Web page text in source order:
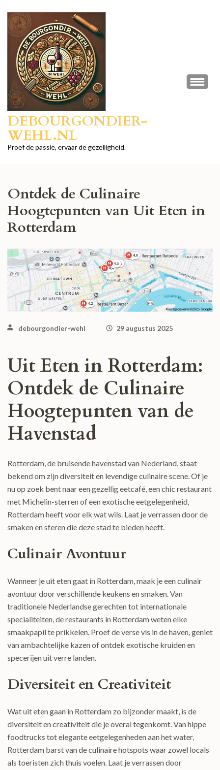
naar
inhoud
Enter)
DEBOURGONDIER-
WEHL.NL
Proef de passie, ervaar de gezelligheid.
Ontdek de Culinaire
Hoogtepunten van Uit Eten in
Rotterdam
debourgondier-wehl 29 augustus 2025
Uit Eten in Rotterdam:
Ontdek de Culinaire
Hoogtepunten van de
Havenstad
Rotterdam, de bruisende havenstad van Nederland, staat
bekend om zijn diversiteit en levendige culinaire scene. Of je
nu op zoek bent naar een gezellig eetcafé, een chic restaurant
met Michelin-sterren of een exotische eetgelegenheid,
Rotterdam heeft voor elk wat wils. Laat je verrassen door de
smaken en sferen die deze stad te bieden heeft.
Culinair Avontuur
Wanneer je uit eten gaat in Rotterdam, maak je een culinair
avontuur door verschillende keukens en smaken. Van
traditionele Nederlandse gerechten tot internationale
specialiteiten, de restaurants in Rotterdam weten elke
smaakpapil te prikkelen. Proef de verse vis in de haven, geniet
van ambachtelijke kazen of ontdek exotische kruiden en
specerijen uit verre landen.
Diversiteit en Creativiteit
Wat uit eten gaan in Rotterdam zo bijzonder maakt, is de
diversiteit en creativiteit die je overal tegenkomt. Van hippe
foodtrucks tot elegante eetgelegenheden aan het water,
Rotterdam barst van de culinaire hotspots waar zowel locals
als toeristen zich thuis voelen. Laat je verrassen door